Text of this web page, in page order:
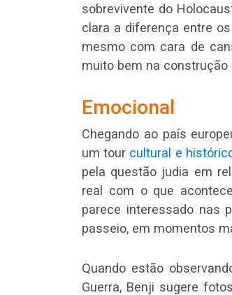
sobrevivente do
clara a diferença entre
mesmo com cara de
muito bem na
Emocional
Chegando ao país
um tour cultural e
pela questão judia em
real com o que
parece interessado nas
passeio, em momentos
Quando estão
Guerra, Benji sugere